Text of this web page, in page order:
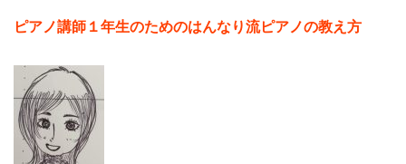
ピアノ講師１年生のためのはんなり流ピアノの教え方